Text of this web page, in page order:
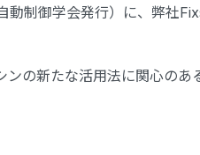
動制御学会発行）に、弊社
の新たな活用法に関心のあ